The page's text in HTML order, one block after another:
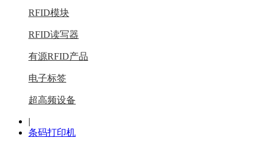
RFID模块
RFID读写器
有源RFID产品
电子标签
超高频设备
|
条码打印机